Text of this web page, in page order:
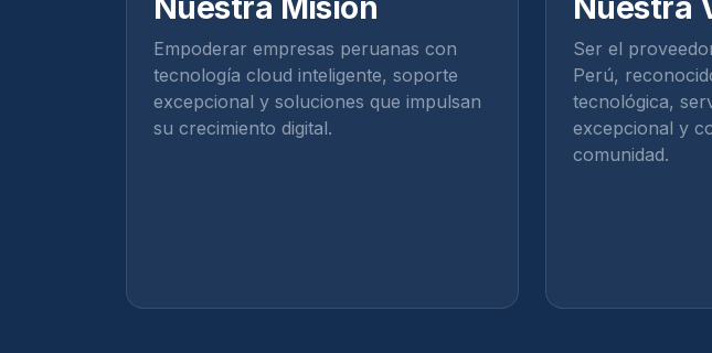
Nuestra Misión
Empoderar empresas peruanas con
tecnología cloud inteligente, soporte
excepcional y soluciones que impulsan
su crecimiento digital.
Nuestra
Ser el
Perú,
tecnológica,
excepcional y
comunidad.